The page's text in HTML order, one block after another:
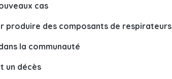
cas
produire des composants de respirateurs
la communauté
un décès